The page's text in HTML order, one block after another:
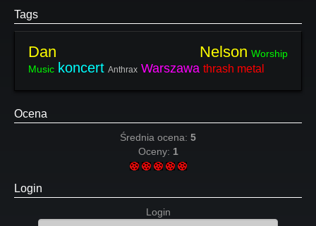
Tags
Dan Nelson Worship
Music koncert Anthrax Warszawa thrash metal
Ocena
Średnia ocena: 5
Oceny: 1
Login
Login